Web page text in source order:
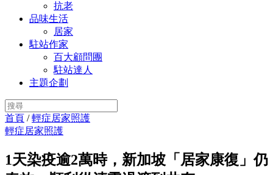
抗老
品味生活
居家
駐站作家
百大顧問團
駐站達人
主題企劃
首頁 /輕症居家照護
輕症居家照護
1天染疫逾2萬時，新加坡「居家康復」仍